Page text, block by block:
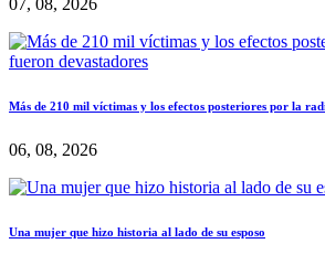
07, 08, 2026
Más de 210 mil víctimas y los efectos posteriores por la
06, 08, 2026
Una mujer que hizo historia al lado de su esposo